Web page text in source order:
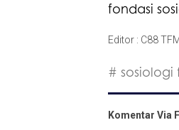
fondasi
Editor : C88
# sosiologi
Komentar Via